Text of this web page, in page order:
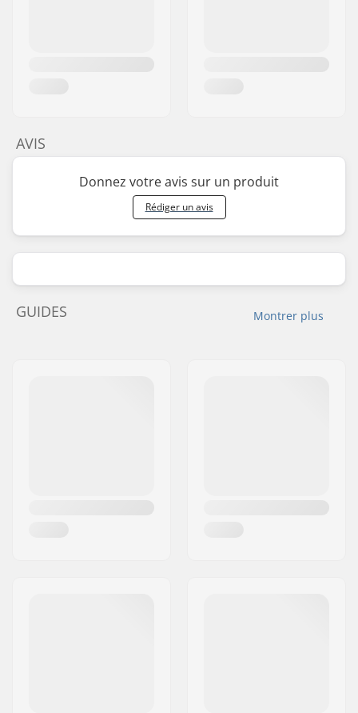
AVIS
Donnez votre avis sur un produit
Rédiger un avis
Montrer plus
GUIDES